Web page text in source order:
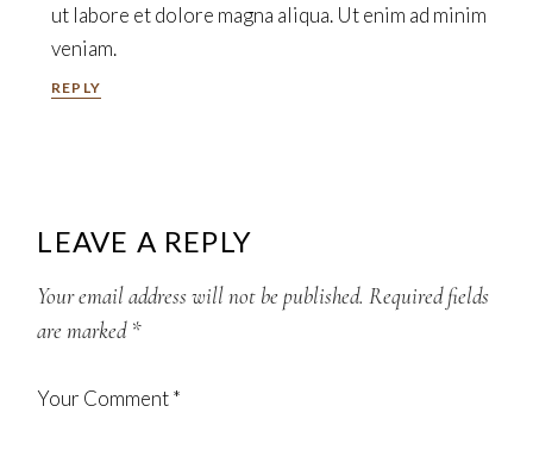
ut labore et dolore magna aliqua. Ut enim ad minim
veniam.
REPLY
LEAVE A REPLY
Your email address will not be published. Required fields
are marked *